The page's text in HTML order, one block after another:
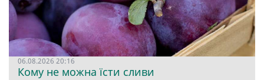
06.08.2026 20:16
Кому не можна їсти сливи